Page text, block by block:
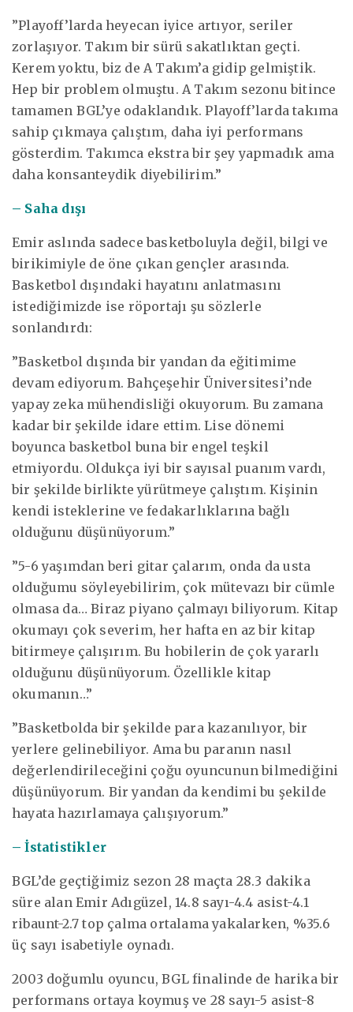
”Playoff’larda heyecan iyice artıyor, seriler
zorlaşıyor. Takım bir sürü sakatlıktan geçti.
Kerem yoktu, biz de A Takım’a gidip gelmiştik.
Hep bir problem olmuştu. A Takım sezonu bitince
tamamen BGL’ye odaklandık. Playoff’larda takıma
sahip çıkmaya çalıştım, daha iyi performans
gösterdim. Takımca ekstra bir şey yapmadık ama
daha konsanteydik diyebilirim.”
– Saha dışı
Emir aslında sadece basketboluyla değil, bilgi ve
birikimiyle de öne çıkan gençler arasında.
Basketbol dışındaki hayatını anlatmasını
istediğimizde ise röportajı şu sözlerle
sonlandırdı:
”Basketbol dışında bir yandan da eğitimime
devam ediyorum. Bahçeşehir Üniversitesi’nde
yapay zeka mühendisliği okuyorum. Bu zamana
kadar bir şekilde idare ettim. Lise dönemi
boyunca basketbol buna bir engel teşkil
etmiyordu. Oldukça iyi bir sayısal puanım vardı,
bir şekilde birlikte yürütmeye çalıştım. Kişinin
kendi isteklerine ve fedakarlıklarına bağlı
olduğunu düşünüyorum.”
”5-6 yaşımdan beri gitar çalarım, onda da usta
olduğumu söyleyebilirim, çok mütevazı bir cümle
olmasa da… Biraz piyano çalmayı biliyorum. Kitap
okumayı çok severim, her hafta en az bir kitap
bitirmeye çalışırım. Bu hobilerin de çok yararlı
olduğunu düşünüyorum. Özellikle kitap
okumanın…”
”Basketbolda bir şekilde para kazanılıyor, bir
yerlere gelinebiliyor. Ama bu paranın nasıl
değerlendirileceğini çoğu oyuncunun bilmediğini
düşünüyorum. Bir yandan da kendimi bu şekilde
hayata hazırlamaya çalışıyorum.”
– İstatistikler
BGL’de geçtiğimiz sezon 28 maçta 28.3 dakika
süre alan Emir Adıgüzel, 14.8 sayı-4.4 asist-4.1
ribaunt-2.7 top çalma ortalama yakalarken, %35.6
üç sayı isabetiyle oynadı.
2003 doğumlu oyuncu, BGL finalinde de harika bir
performans ortaya koymuş ve 28 sayı-5 asist-8